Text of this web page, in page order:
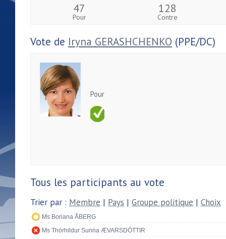
47
Pour
128
Contre
Vote de Iryna GERASHCHENKO (PPE/DC)
Pour
Tous les participants au vote
Trier par : Membre | Pays | Groupe politique | Choix
Ms Boriana ÅBERG
Ms Thórhildur Sunna ÆVARSDÓTTIR